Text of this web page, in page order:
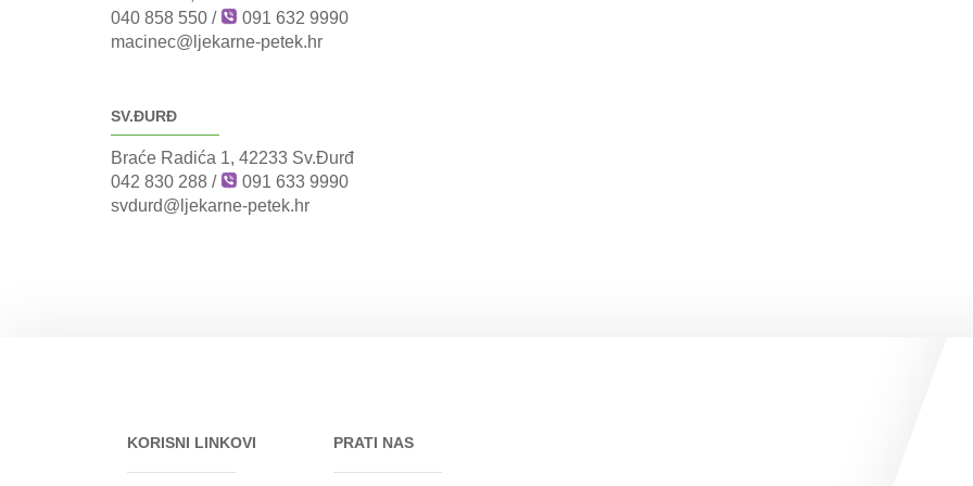
040 858 550 /
091 632 9990
macinec@ljekarne-petek.hr
SV.ĐURĐ
Braće Radića 1, 42233 Sv.Đurđ
042 830 288 /
091 633 9990
svdurd@ljekarne-petek.hr
KORISNI LINKOVI
PRATI NAS